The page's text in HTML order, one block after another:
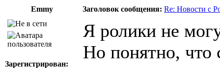
Emmy
Заголовок сообщения: Re: Новости с
Зарегистрирован:
Я ролики не
Но понятно, что